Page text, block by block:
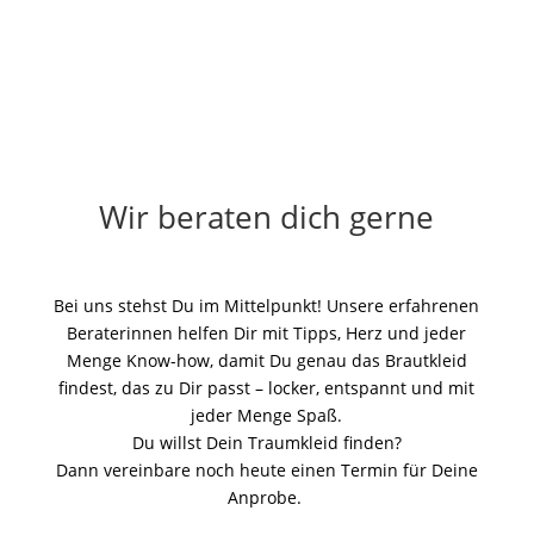
Wir beraten dich gerne
Bei uns stehst Du im Mittelpunkt! Unsere erfahrenen
Beraterinnen helfen Dir mit Tipps, Herz und jeder
Menge Know-how, damit Du genau das Brautkleid
findest, das zu Dir passt – locker, entspannt und mit
jeder Menge Spaß.
Du willst Dein Traumkleid finden?
Dann vereinbare noch heute einen Termin für Deine
Anprobe.